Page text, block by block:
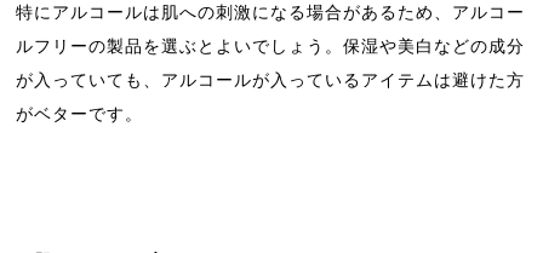
特にアルコールは肌への刺激になる場合があるため、アルコー
ルフリーの製品を選ぶとよいでしょう。保湿や美白などの成分
が入っていても、アルコールが入っているアイテムは避けた方
がベターです。